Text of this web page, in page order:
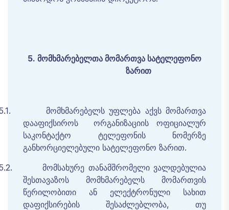
5.მომხმარებელთა მომართვა სატელეფონო
ზარით
მომხმარებელს უფლება აქვს მომართვა
დააფიქსიროს
ორგანიზაციის
ოფიციალურ
საკონტაქტო
ტელეფონის
ნომერზე
განხორციელებული სატელეფონო ზარით.
მომსახურე თანამშრომელი ვალდებულია
შესთავაზოს
მომხმარებელს
მომართვის
წერილობითი
ან ელექტრონული
სახით
დაფიქსირების
შესაძლებლობა, თუ